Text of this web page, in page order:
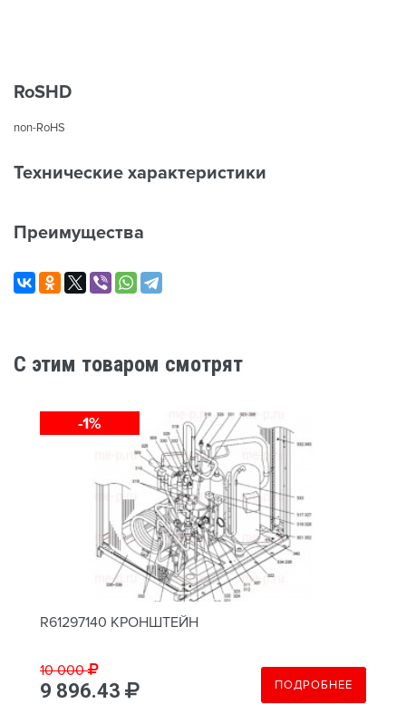
RoSHD
non-RoHS
Технические характеристики
Преимущества
C этим товаром смотрят
-1%
R61297140 КРОНШТЕЙН
10 000
9 896.43 ПОДРОБНЕЕ